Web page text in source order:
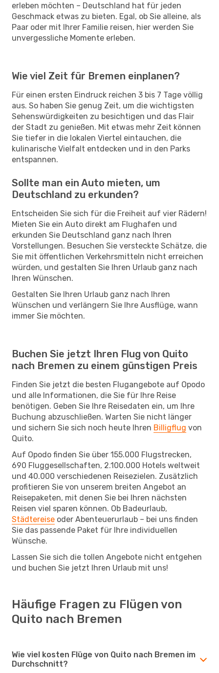
erleben möchten – Deutschland hat für jeden
Geschmack etwas zu bieten. Egal, ob Sie alleine, als
Paar oder mit Ihrer Familie reisen, hier werden Sie
unvergessliche Momente erleben.
Wie viel Zeit für Bremen einplanen?
Für einen ersten Eindruck reichen 3 bis 7 Tage völlig
aus. So haben Sie genug Zeit, um die wichtigsten
Sehenswürdigkeiten zu besichtigen und das Flair
der Stadt zu genießen. Mit etwas mehr Zeit können
Sie tiefer in die lokalen Viertel eintauchen, die
kulinarische Vielfalt entdecken und in den Parks
entspannen.
Sollte man ein Auto mieten, um
Deutschland zu erkunden?
Entscheiden Sie sich für die Freiheit auf vier Rädern!
Mieten Sie ein Auto direkt am Flughafen und
erkunden Sie Deutschland ganz nach Ihren
Vorstellungen. Besuchen Sie versteckte Schätze, die
Sie mit öffentlichen Verkehrsmitteln nicht erreichen
würden, und gestalten Sie Ihren Urlaub ganz nach
Ihren Wünschen.
Gestalten Sie Ihren Urlaub ganz nach Ihren
Wünschen und verlängern Sie Ihre Ausflüge, wann
immer Sie möchten.
Buchen Sie jetzt Ihren Flug von Quito
nach Bremen zu einem günstigen Preis
Finden Sie jetzt die besten Flugangebote auf Opodo
und alle Informationen, die Sie für Ihre Reise
benötigen. Geben Sie Ihre Reisedaten ein, um Ihre
Buchung abzuschließen. Warten Sie nicht länger
und sichern Sie sich noch heute Ihren Billigflug von
Quito.
Auf Opodo finden Sie über 155.000 Flugstrecken,
690 Fluggesellschaften, 2.100.000 Hotels weltweit
und 40.000 verschiedenen Reisezielen. Zusätzlich
profitieren Sie von unserem breiten Angebot an
Reisepaketen, mit denen Sie bei Ihren nächsten
Reisen viel sparen können. Ob Badeurlaub,
Städtereise oder Abenteuerurlaub – bei uns finden
Sie das passende Paket für Ihre individuellen
Wünsche.
Lassen Sie sich die tollen Angebote nicht entgehen
und buchen Sie jetzt Ihren Urlaub mit uns!
Häufige Fragen zu Flügen von
Quito nach Bremen
Wie viel kosten Flüge von Quito nach Bremen im
Durchschnitt?